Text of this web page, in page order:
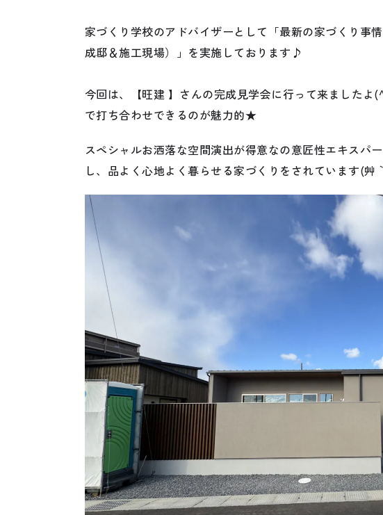
家づくり学校のアドバイザーとして「最新の家づくり事
成邸＆施工現場）」を実施しております♪
今回は、【旺建 】さんの完成見学会に行って来ました
で打ち合わせできるのが魅力的★
スペシャルお洒落な空間演出が得意なの意匠性エキスパ
し、品よく心地よく暮らせる家づくりをされています(´艸